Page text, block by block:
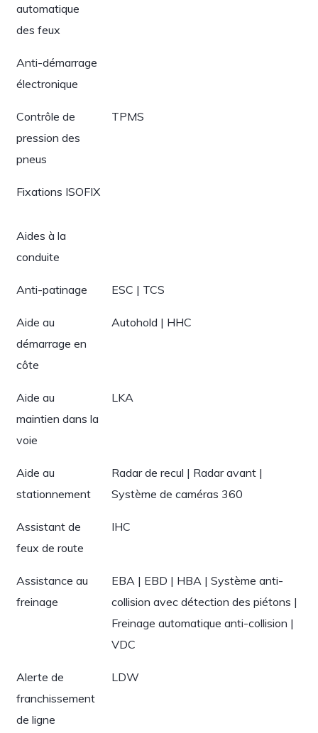
automatique
des feux
Anti-démarrage
électronique
Contrôle de
pression des
pneus
TPMS
Fixations ISOFIX
Aides à la
conduite
Anti-patinage ESC | TCS
Aide au
démarrage en
côte
Autohold | HHC
Aide au
maintien dans la
voie
LKA
Aide au
stationnement
Radar de recul | Radar avant |
Système de caméras 360
Assistant de
feux de route
IHC
Assistance au
freinage
EBA | EBD | HBA | Système anti-
collision avec détection des piétons |
Freinage automatique anti-collision |
VDC
Alerte de
franchissement
de ligne
LDW